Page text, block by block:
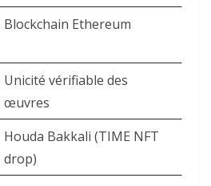
Blockchain Ethereum ​
Unicité vérifiable des
œuvres ​
Houda Bakkali (TIME NFT
drop) ​